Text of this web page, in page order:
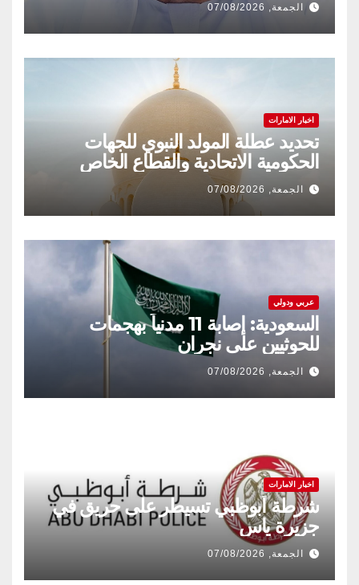
الجمعة, 07/08/2026
اخبار الامارات
تحديد عطلة المولد النبوي للجهات
الحكومية الاتحادية والقطاع الخاص
الجمعة, 07/08/2026
عربي ودولي
السعودية: إصابة 11 مدنياً بهجمات
للحوثيين على نجران
الجمعة, 07/08/2026
اخبار الامارات
شرطة أبوظبي تسيطر على حريق في
جزيرة ياس
الجمعة, 07/08/2026